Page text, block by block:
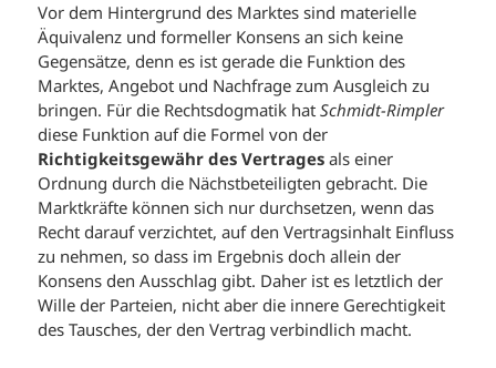
Vor dem Hintergrund des Marktes sind materielle
Äquivalenz und formeller Konsens an sich keine
Gegensätze, denn es ist gerade die Funktion des
Marktes, Angebot und Nachfrage zum Ausgleich zu
bringen. Für die Rechtsdogmatik hatSchmidt-Rimpler
diese Funktion auf die Formel von der
Richtigkeitsgewähr des Vertrages als einer
Ordnung durch die Nächstbeteiligten gebracht. Die
Marktkräfte können sich nur durchsetzen, wenn das
Recht darauf verzichtet, auf den Vertragsinhalt Einfluss
zu nehmen, so dass im Ergebnis doch allein der
Konsens den Ausschlag gibt. Daher ist es letztlich der
Wille der Parteien, nicht aber die innere Gerechtigkeit
des Tausches, der den Vertrag verbindlich macht.